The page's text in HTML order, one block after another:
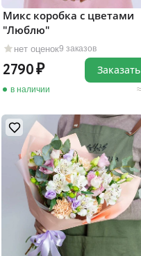
нет оценок9 заказов
Микс коробка с цветами
"Люблю"
2790
в наличии
Заказать